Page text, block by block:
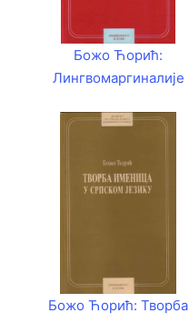
Божо Ћорић:
Лингвомаргиналије
Божо Ћорић: Творба